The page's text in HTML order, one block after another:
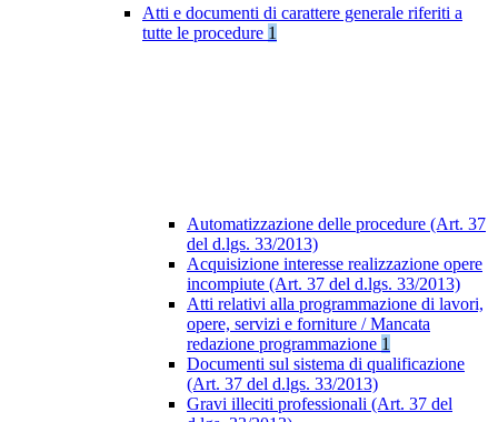
Atti e documenti di carattere generale riferiti a
tutte le procedure 1
Automatizzazione delle procedure (Art. 37
del d.lgs. 33/2013)
Acquisizione interesse realizzazione opere
incompiute (Art. 37 del d.lgs. 33/2013)
Atti relativi alla programmazione di lavori,
opere, servizi e forniture / Mancata
redazione programmazione 1
Documenti sul sistema di qualificazione
(Art. 37 del d.lgs. 33/2013)
Gravi illeciti professionali (Art. 37 del